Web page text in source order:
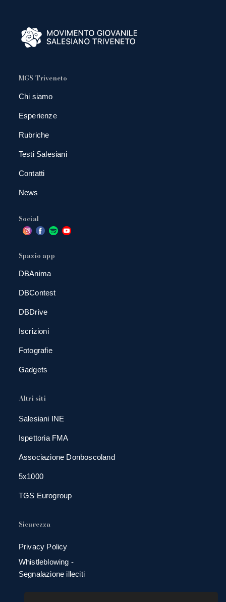
MGS Triveneto
Chi siamo
Esperienze
Rubriche
Testi Salesiani
Contatti
News
Social
Spazio app
DBAnima
DBContest
DBDrive
Iscrizioni
Fotografie
Gadgets
Altri siti
Salesiani INE
Ispettoria FMA
Associazione Donboscoland
5x1000
TGS Eurogroup
Sicurezza
Privacy Policy
Whistleblowing -
Segnalazione illeciti